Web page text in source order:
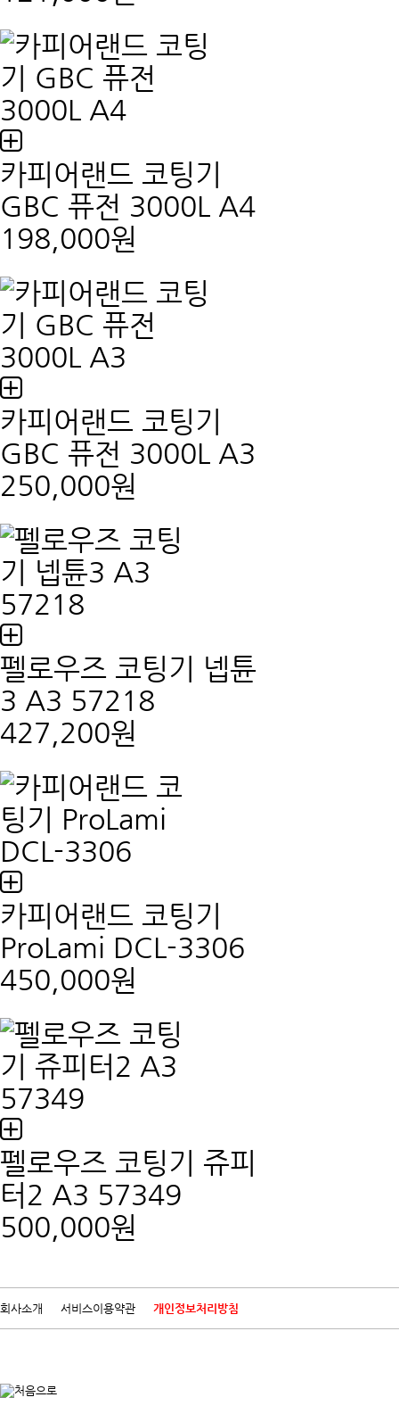
카피어랜드 코팅기
GBC 퓨전 3000L A4
198,000원
카피어랜드 코팅기
GBC 퓨전 3000L A3
250,000원
펠로우즈 코팅기 넵튠
3 A3 57218
427,200원
카피어랜드 코팅기
ProLami DCL-3306
450,000원
펠로우즈 코팅기 쥬피
터2 A3 57349
500,000원
회사소개 서비스이용약관 개인정보처리방침